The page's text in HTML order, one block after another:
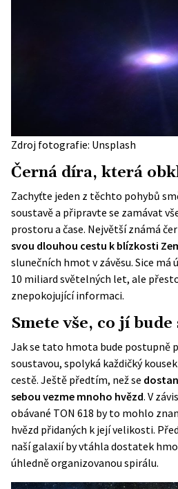
Zdroj fotografie: Unsplash
Černá díra, která
Zachyťte jeden z těchto pohybů
soustavěa připravte se zamávat
prostoru a čase. Největší známá
svou dlouhou cestu k blízkosti
slunečních hmot v závěsu. Sice
10 miliard světelných let, ale
znepokojující informaci.
Smete vše, co jí bude
Jak se tato hmota bude postupně
soustavou, spolyká každičký
cestě. Ještě předtím, než se
sebou vezme mnoho hvězd. V
obávané TON 618 by to mohlo
hvězd přidaných k její velikosti.
naší galaxií by vtáhla dostatek
úhledně organizovanou spirálu.